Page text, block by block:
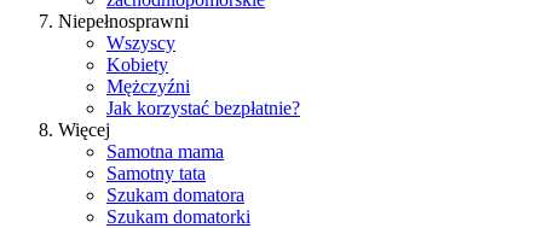
Niepełnosprawni
Wszyscy
Kobiety
Mężczyźni
Jak korzystać bezpłatnie?
Więcej
Samotna mama
Samotny tata
Szukam domatora
Szukam domatorki